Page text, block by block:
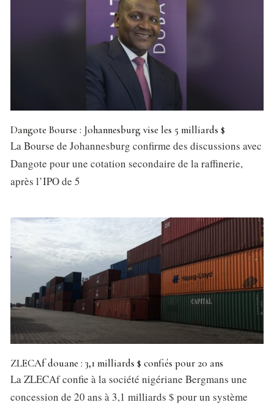
Dangote Bourse : Johannesburg vise les 5 milliards $
La Bourse de Johannesburg confirme des discussions avec
Dangote pour une cotation secondaire de la raffinerie,
après l’IPO de 5
ZLECAf douane : 3,1 milliards $ confiés pour 20 ans
La ZLECAf confie à la société nigériane Bergmans une
concession de 20 ans à 3,1 milliards $ pour un système